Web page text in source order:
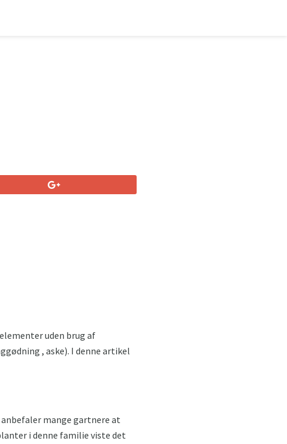
uden brug af
, aske). I denne artikel
mange gartnere at
i denne familie viste det